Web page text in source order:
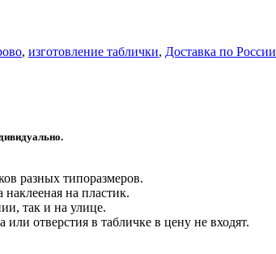
, изготовление таблички, Доставка по России
разных типоразмеров.
на пластик.
так и на улице.
отверстия в табличке в цену не входят.